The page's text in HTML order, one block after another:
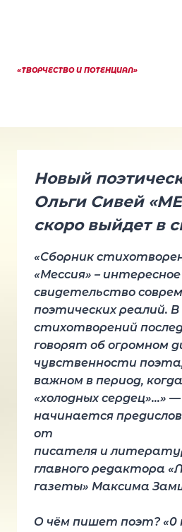
«ТВОРЧЕСТВО И ПОТЕНЦИАЛ»
Новый
Ольги Сивей
скоро выйдет в
«Сборник
«Мессия» – интересное
свидетельство
поэтических реалий. В
стихотворений
говорят об огромном
чувственности
важном в период,
«холодных сердец»…»
начинается
от
писателя и
главного редактора
газеты» Максима
О чём пишет поэт? «0